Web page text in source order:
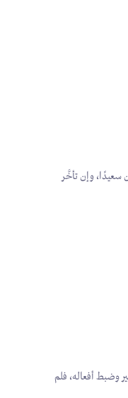
سعيدًا، وإن تأخَّر
وضبط أفعاله، فلم